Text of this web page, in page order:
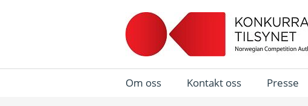
Om oss Kontakt oss Presse